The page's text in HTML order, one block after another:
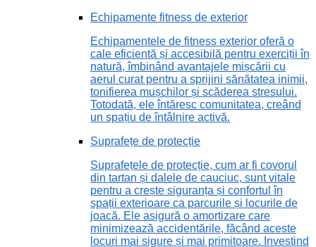
Echipamente fitness de exterior
Echipamentele de fitness exterior oferă o
cale eficientă și accesibilă pentru exerciții în
natură, îmbinând avantajele mișcării cu
aerul curat pentru a sprijini sănătatea inimii,
tonifierea mușchilor și scăderea stresului.
Totodată, ele întăresc comunitatea, creând
un spațiu de întâlnire activă.
Suprafețe de protecție
Suprafețele de protecție, cum ar fi covorul
din tartan și dalele de cauciuc, sunt vitale
pentru a crește siguranța și confortul în
spații exterioare ca parcurile și locurile de
joacă. Ele asigură o amortizare care
minimizează accidentările, făcând aceste
locuri mai sigure și mai primitoare. Investind